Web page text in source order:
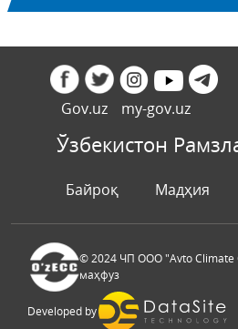
Gov.uz my-gov.uz
Ўзбекистон
Байроқ Мадҳия
© 2024 ЧП ООО "Avto Climate
маҳфуз
Developed by